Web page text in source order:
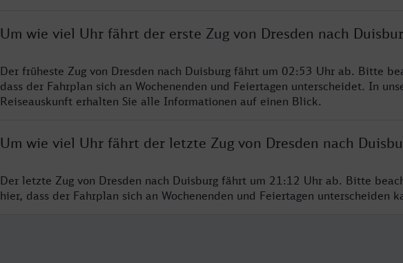
Um wie viel Uhr fährt der erste Zug von Dresden nach
Der früheste Zug von Dresden nach Duisburg fährt um 02:53 Uhr ab. Bitte
dass der Fahrplan sich an Wochenenden und Feiertagen unterscheidet. In
Reiseauskunft erhalten Sie alle Informationen auf einen Blick.
Um wie viel Uhr fährt der letzte Zug von Dresden nach
Der letzte Zug von Dresden nach Duisburg fährt um 21:12 Uhr ab. Bitte
hier, dass der Fahrplan sich an Wochenenden und Feiertagen unterscheiden